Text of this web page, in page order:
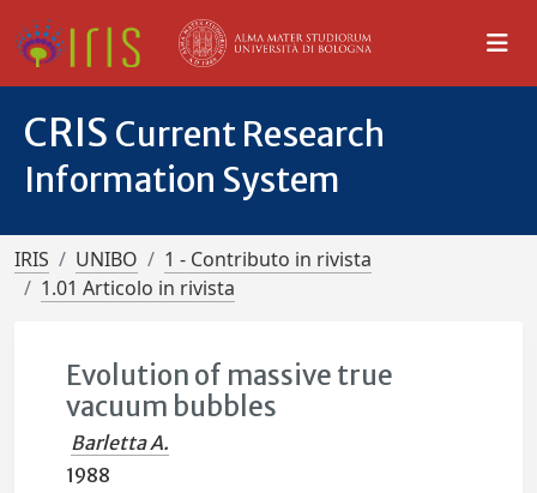
CRIS Current Research
Information System
IRIS UNIBO
1 - Contributo in rivista
1.01 Articolo in rivista
Evolution of massive true
vacuum bubbles
Barletta A.
1988